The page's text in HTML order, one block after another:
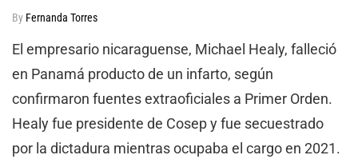
By Fernanda Torres
El empresario nicaraguense, Michael Healy, falleció
en Panamá producto de un infarto, según
confirmaron fuentes extraoficiales a Primer Orden.
Healy fue presidente de Cosep y fue secuestrado
por la dictadura mientras ocupaba el cargo en 2021.